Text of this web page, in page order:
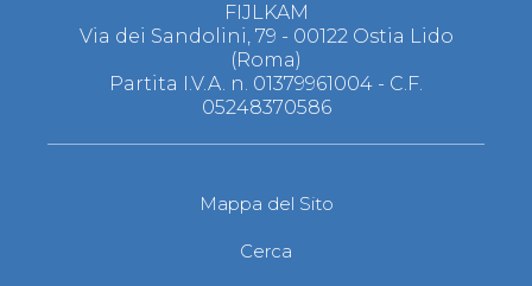
FIJLKAM
Via dei Sandolini, 79 - 00122 Ostia Lido
(Roma)
Partita I.V.A. n. 01379961004 - C.F.
05248370586
Mappa del Sito
Cerca